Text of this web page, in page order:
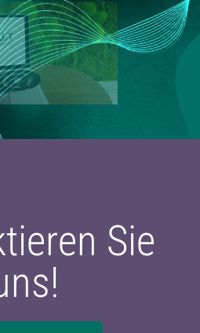
Sie